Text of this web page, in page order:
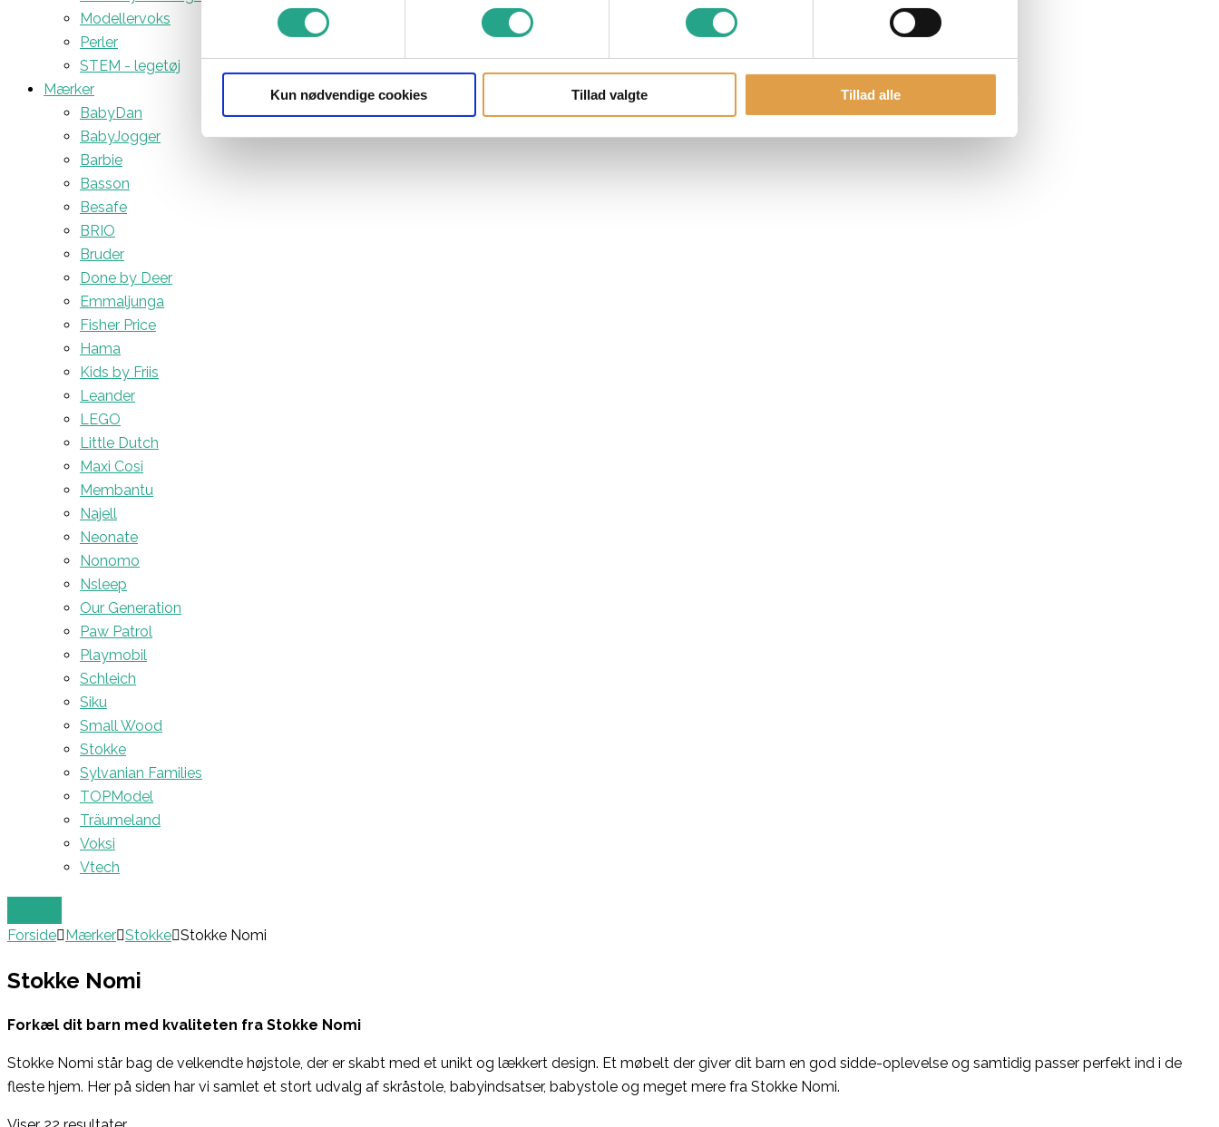
Kun nødvendige cookies Tillad valgte Tillad alle
Modellervoks
Perler
STEM - legetøj
Mærker
BabyDan
BabyJogger
Barbie
Basson
Besafe
BRIO
Bruder
Done by Deer
Emmaljunga
Fisher Price
Hama
Kids by Friis
Leander
LEGO
Little Dutch
Maxi Cosi
Membantu
Najell
Neonate
Nonomo
Nsleep
Our Generation
Paw Patrol
Playmobil
Schleich
Siku
Small Wood
Stokke
Sylvanian Families
TOPModel
Träumeland
Voksi
Vtech
Forside Mærker Stokke Stokke Nomi
Stokke Nomi
Forkæl dit barn med kvaliteten fra Stokke Nomi
Stokke Nomi står bag de velkendte højstole, der er skabt med et unikt og lækkert design. Et møbelt der giver dit barn en god sidde-oplevelse og samtidig passer perfekt ind i de
fleste hjem. Her på siden har vi samlet et stort udvalg af skråstole, babyindsatser, babystole og meget mere fra Stokke Nomi.